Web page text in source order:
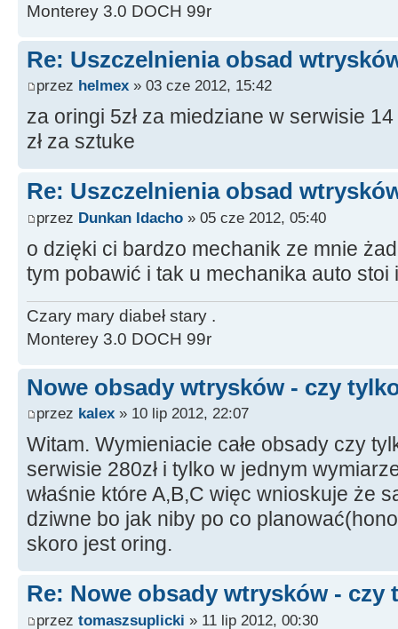
Monterey 3.0 DOCH 99r
Re: Uszczelnienia obsad
przez helmex » 03 cze 2012, 15:42
za oringi 5zł za miedziane w serwisie
zł za sztuke
Re: Uszczelnienia obsad
przez Dunkan Idacho » 05 cze 2012, 05:40
o dzięki ci bardzo mechanik ze mnie
tym pobawić i tak u mechanika auto
Czary mary diabeł stary .
Monterey 3.0 DOCH 99r
Nowe obsady wtrysków - czy
przez kalex » 10 lip 2012, 22:07
Witam. Wymieniacie całe obsady czy
serwisie 280zł i tylko w jednym
właśnie które A,B,C więc wnioskuje że
dziwne bo jak niby po co
skoro jest oring.
Re: Nowe obsady wtrysków - czy
przez tomaszsuplicki » 11 lip 2012, 00:30